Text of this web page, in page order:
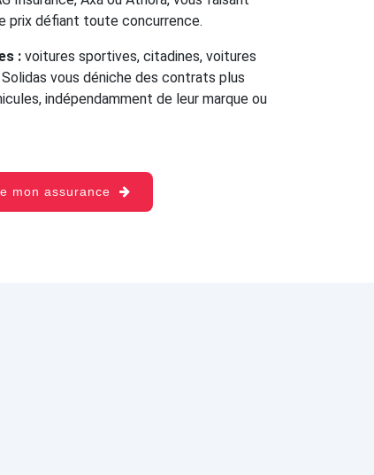
prix défiant toute concurrence.
: voitures sportives, citadines, voitures
vous déniche des contrats plus
indépendamment de leur marque ou
mon assurance